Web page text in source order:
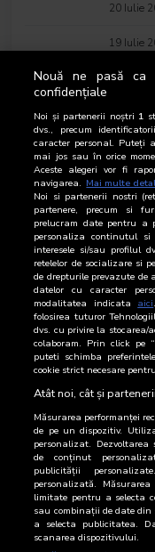
20 Iulie
19 Iulie
18 Iulie
17 Iulie
16 Iulie
15 Iulie
14 Iulie
13 Iulie
12 Iulie
11 Iulie
10 Iulie
9 Iulie
Nouă ne pasă ca
confidențiale
Noi și partenerii noștri 1
dvs., precum
caracter personal. Puteți
mai jos sau în orice
Aceste alegeri vor fi
navigarea. Mai multe
Noi si partenerii nostri
partenere, precum si
prelucram date pentru a
personaliza continutul
interesele si/sau profilul
retelelor de socializare si
de drepturile prevazute
datelor cu caracter
modalitatea indicata aici
folosirea tuturor
dvs. cu privire la stocarea/
colaboram. Prin click pe
puteti schimba
cookie strict necesare
Atât noi, cât și
Măsurarea performanței
de pe un dispozitiv.
personalizat.
de conținut
publicității
personalizată.
limitate pentru a selecta
sau combinații de date
a selecta publicitatea.
scanarea dispozitivului.